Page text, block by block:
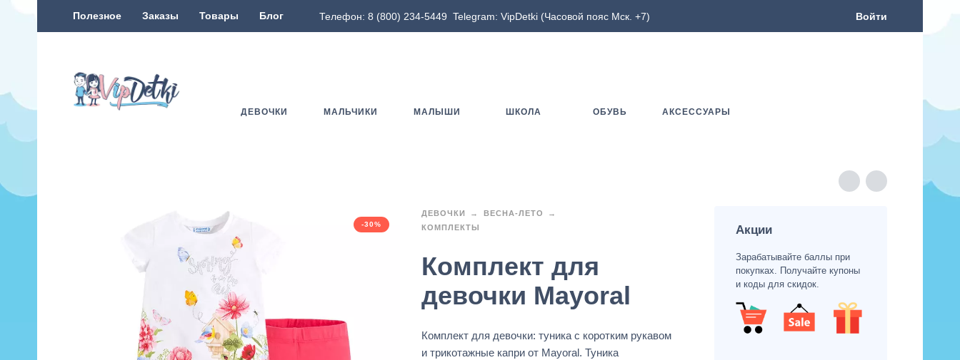
Полезное Заказы Товары Блог Телефон: 8 (800) 234-5449 Telegram: VipDetki (Часовой пояс Мск. +7) Войти
ДЕВОЧКИ МАЛЬЧИКИ МАЛЫШИ ШКОЛА ОБУВЬ АКСЕССУАРЫ
-30%
ДЕВОЧКИ
ВЕСНА-ЛЕТО
КОМПЛЕКТЫ
Комплект для
девочки Mayoral
Комплект для девочки: туника с коротким рукавом
и трикотажные капри от Mayoral. Туника
Акции
Зарабатывайте баллы при
покупках. Получайте купоны
и коды для скидок.